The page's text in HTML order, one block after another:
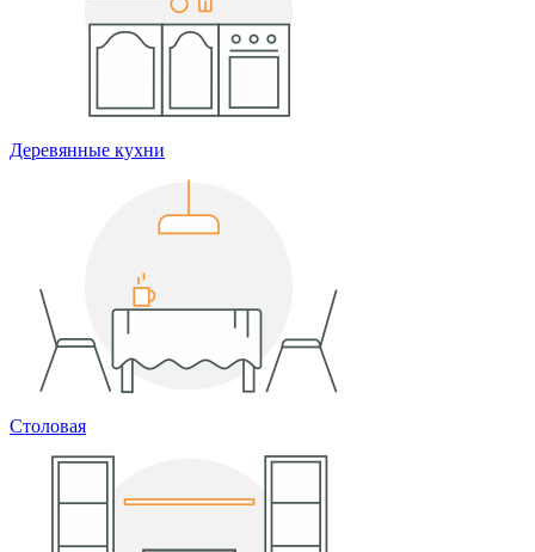
Деревянные кухни
Столовая